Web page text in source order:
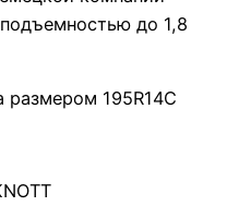
до 1,8
195R14C